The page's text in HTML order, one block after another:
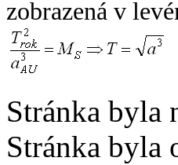
zobrazená v
Stránka byla
Stránka byla